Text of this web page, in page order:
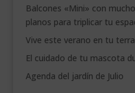
Balcones «Mini» con
planos para triplicar tu
Vive este verano en tu
El cuidado de tu mascota
Agenda del jardín de Julio